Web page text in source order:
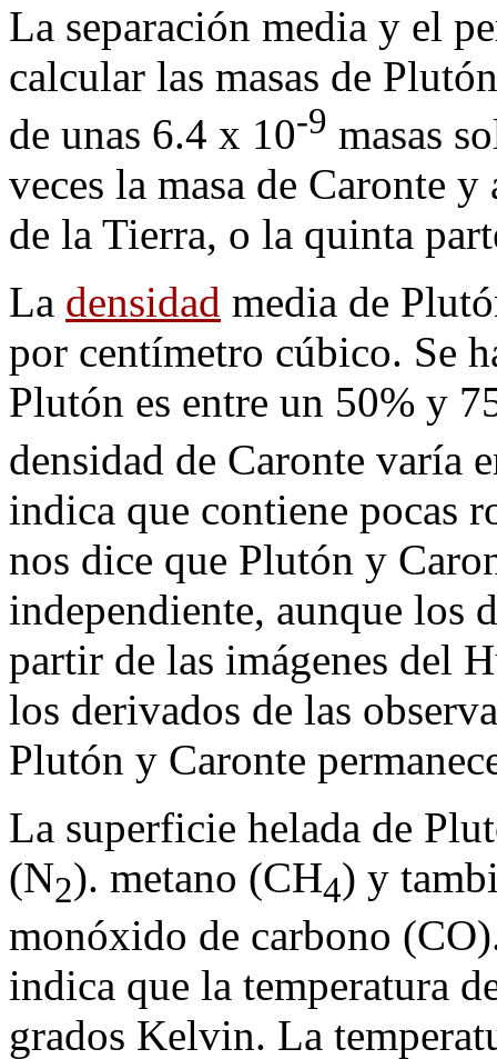
La separación media y el
calcular las masas de
de unas 6.4 x 10-9 masas
veces la masa de Caronte
de la Tierra, o la quinta
La densidad media de
por centímetro cúbico. Se
Plutón es entre un 50% y
densidad de Caronte varía
indica que contiene pocas
nos dice que Plutón y
independiente, aunque los
partir de las imágenes del
los derivados de las
Plutón y Caronte
La superficie helada de
(N2). metano (CH4) y
monóxido de carbono
indica que la temperatura
grados Kelvin. La